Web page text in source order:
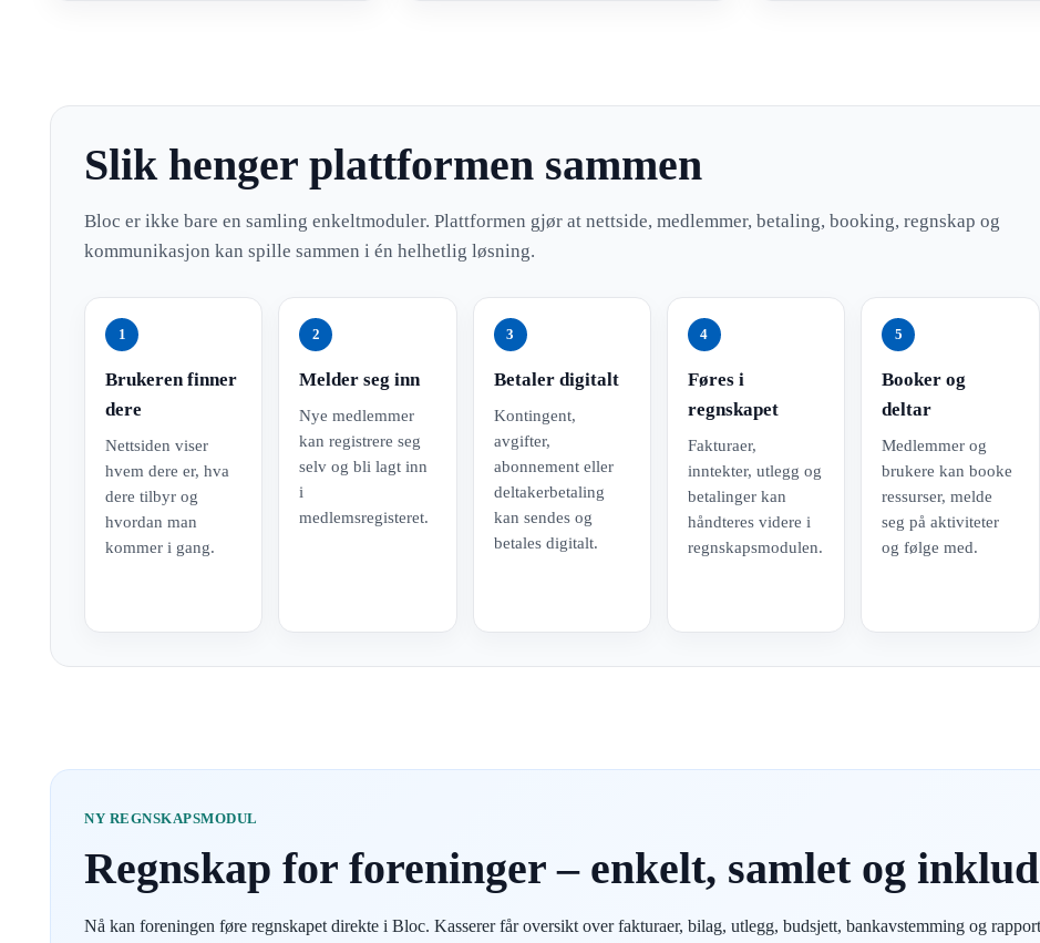
Slik henger plattformen sammen
Bloc er ikke bare en samling enkeltmoduler. Plattformen gjør at nettside, medlemmer, betaling, booking, regnskap og
kommunikasjon kan spille sammen i én helhetlig løsning.
1
Brukeren finner
dere
Nettsiden viser
hvem dere er, hva
dere tilbyr og
hvordan man
kommer i gang.
2
Melder seg inn
Nye medlemmer
kan registrere seg
selv og bli lagt inn
i
medlemsregisteret.
3
Betaler digitalt
Kontingent,
avgifter,
abonnement eller
deltakerbetaling
kan sendes og
betales digitalt.
4
Føres i
regnskapet
Fakturaer,
inntekter, utlegg og
betalinger kan
håndteres videre i
regnskapsmodulen.
5
Booker og
deltar
Medlemmer og
brukere kan booke
ressurser, melde
seg på aktiviteter
og følge med.
NY REGNSKAPSMODUL
Regnskap for foreninger – enkelt, samlet og
Nå kan foreningen føre regnskapet direkte i Bloc. Kasserer får oversikt over fakturaer, bilag, utlegg, budsjett, bankavstemming og